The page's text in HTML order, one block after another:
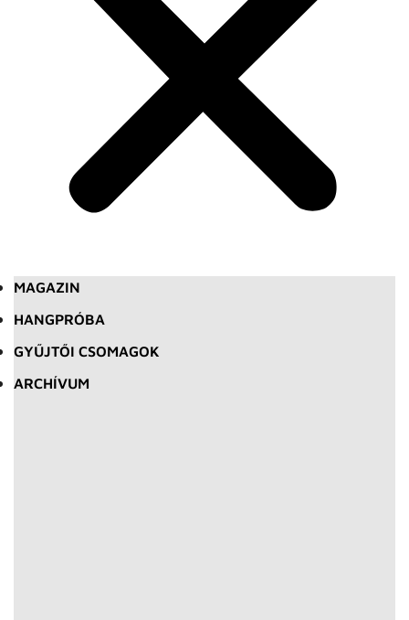
MAGAZIN
HANGPRÓBA
GYŰJTŐI CSOMAGOK
ARCHÍVUM